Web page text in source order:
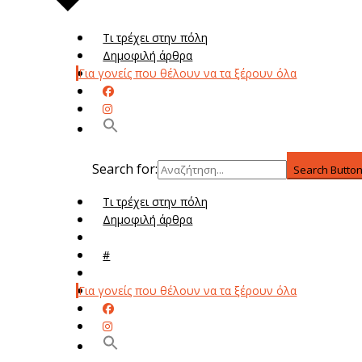
Τι τρέχει στην πόλη
Δημοφιλή άρθρα
Για γονείς που θέλουν να τα ξέρουν όλα
Search for: Search
Τι τρέχει στην πόλη
Δημοφιλή άρθρα
#
Για γονείς που θέλουν να τα ξέρουν όλα